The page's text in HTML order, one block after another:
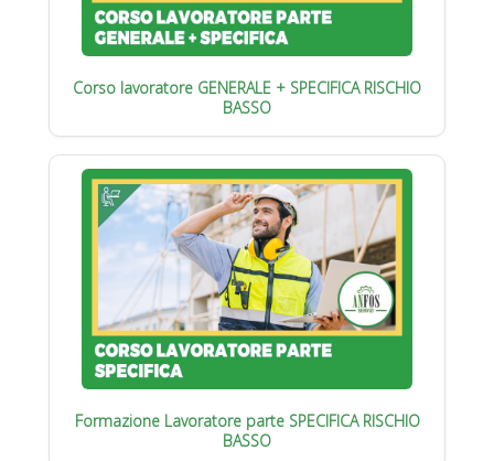
Corso lavoratore GENERALE + SPECIFICA RISCHIO
BASSO
Formazione Lavoratore parte SPECIFICA RISCHIO
BASSO